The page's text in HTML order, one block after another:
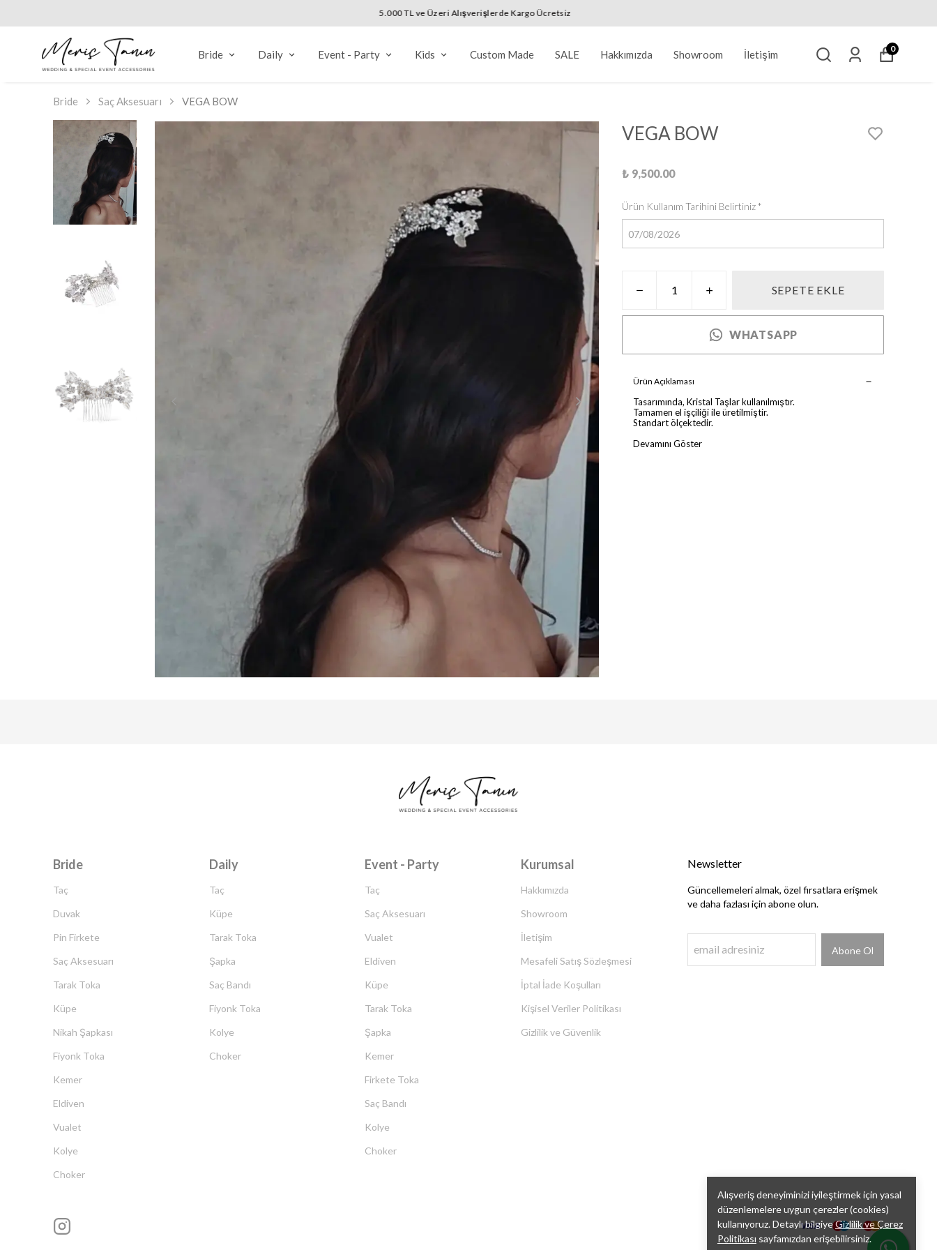
5.000 TL ve Üzeri Alışverişlerde Kargo Ücretsiz
Bride Daily Event - Party Kids Custom Made SALE Hakkımızda Showroom İletişim 0
Alışveriş deneyiminizi iyileştirmek için yasal
düzenlemelere uygun çerezler (cookies)
kullanıyoruz. Detaylı bilgiyeGizlilik ve Çerez
Politikası sayfamızdan erişebilirsiniz.
Bride Saç Aksesuarı VEGA BOW
VEGA BOW
₺ 9,500.00
Ürün Kullanım Tarihini Belirtiniz*
SEPETE EKLE
WHATSAPP
Ürün Açıklaması
Tasarımında, Kristal Taşlar kullanılmıştır.
Tamamen el işçiliği ile üretilmiştir.
Standart ölçektedir.
Devamını Göster
Bride
Taç
Duvak
Pin Firkete
Saç Aksesuarı
Tarak Toka
Küpe
Nikah Şapkası
Fiyonk Toka
Kemer
Eldiven
Vualet
Kolye
Choker
Daily
Taç
Küpe
Tarak Toka
Şapka
Saç Bandı
Fiyonk Toka
Kolye
Choker
Event - Party
Taç
Saç Aksesuarı
Vualet
Eldiven
Küpe
Tarak Toka
Şapka
Kemer
Firkete Toka
Saç Bandı
Kolye
Choker
Kurumsal
Hakkımızda
Showroom
İletişim
Mesafeli Satış Sözleşmesi
İptal İade Koşulları
Kişisel Veriler Politikası
Gizlilik ve Güvenlik
Newsletter
Güncellemeleri almak, özel fırsatlara erişmek
ve daha fazlası için abone olun.
Abone Ol